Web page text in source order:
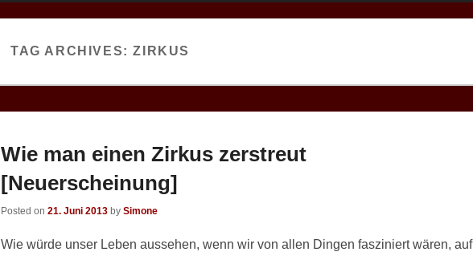
TAG ARCHIVES:ZIRKUS
Wie man einen Zirkus zerstreut
[Neuerscheinung]
Posted on 21. Juni 2013 by Simone
Wie würde unser Leben aussehen, wenn wir von allen Dingen fasziniert wären, auf